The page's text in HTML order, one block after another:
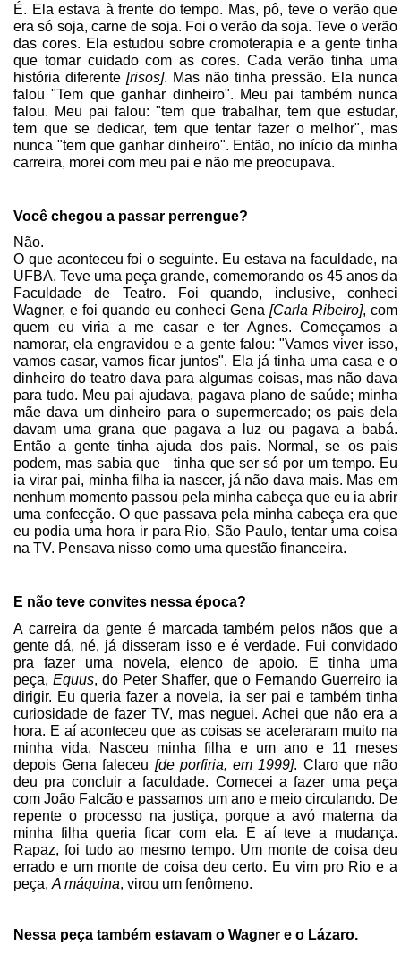
É. Ela estava à frente do tempo. Mas, pô, teve o verão que
era só soja, carne de soja. Foi o verão da soja. Teve o verão
das cores. Ela estudou sobre cromoterapia e a gente tinha
que tomar cuidado com as cores. Cada verão tinha uma
história diferente [risos]. Mas não tinha pressão. Ela nunca
falou "Tem que ganhar dinheiro". Meu pai também nunca
falou. Meu pai falou: "tem que trabalhar, tem que estudar,
tem que se dedicar, tem que tentar fazer o melhor", mas
nunca "tem que ganhar dinheiro". Então, no início da minha
carreira, morei com meu pai e não me preocupava.
Você chegou a passar perrengue?
Não.
O que aconteceu foi o seguinte. Eu estava na faculdade, na
UFBA. Teve uma peça grande, comemorando os 45 anos da
Faculdade de Teatro. Foi quando, inclusive, conheci
Wagner, e foi quando eu conheci Gena [Carla Ribeiro], com
quem eu viria a me casar e ter Agnes. Começamos a
namorar, ela engravidou e a gente falou: "Vamos viver isso,
vamos casar, vamos ficar juntos". Ela já tinha uma casa e o
dinheiro do teatro dava para algumas coisas, mas não dava
para tudo. Meu pai ajudava, pagava plano de saúde; minha
mãe dava um dinheiro para o supermercado; os pais dela
davam uma grana que pagava a luz ou pagava a babá.
Então a gente tinha ajuda dos pais. Normal, se os pais
podem, mas sabia que tinha que ser só por um tempo. Eu
ia virar pai, minha filha ia nascer, já não dava mais. Mas em
nenhum momento passou pela minha cabeça que eu ia abrir
uma confecção. O que passava pela minha cabeça era que
eu podia uma hora ir para Rio, São Paulo, tentar uma coisa
na TV. Pensava nisso como uma questão financeira.
E não teve convites nessa época?
A carreira da gente é marcada também pelos nãos que a
gente dá, né, já disseram isso e é verdade. Fui convidado
pra fazer uma novela, elenco de apoio. E tinha uma
peça, Equus, do Peter Shaffer, que o Fernando Guerreiro ia
dirigir. Eu queria fazer a novela, ia ser pai e também tinha
curiosidade de fazer TV, mas neguei. Achei que não era a
hora. E aí aconteceu que as coisas se aceleraram muito na
minha vida. Nasceu minha filha e um ano e 11 meses
depois Gena faleceu [de porfiria, em 1999]. Claro que não
deu pra concluir a faculdade. Comecei a fazer uma peça
com João Falcão e passamos um ano e meio circulando. De
repente o processo na justiça, porque a avó materna da
minha filha queria ficar com ela. E aí teve a mudança.
Rapaz, foi tudo ao mesmo tempo. Um monte de coisa deu
errado e um monte de coisa deu certo. Eu vim pro Rio e a
peça, A máquina, virou um fenômeno.
Nessa peça também estavam o Wagner e o Lázaro.